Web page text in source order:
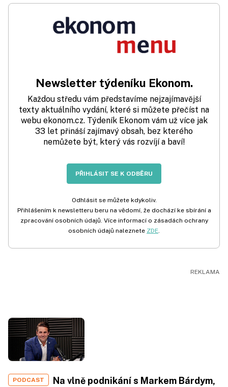
Newsletter týdeníku Ekonom.
Každou středu vám představíme nejzajímavější
texty aktuálního vydání, které si můžete přečíst na
webu ekonom.cz. Týdeník Ekonom vám už více jak
33 let přináší zajímavý obsah, bez kterého
nemůžete být, který vás rozvíjí a baví!
PŘIHLÁSIT SE K ODBĚRU
Odhlásit se můžete kdykoliv.
Přihlášením k newsletteru beru na vědomí, že dochází ke sbírání a
zpracování osobních údajů. Více informací o zásadách ochrany
osobních údajů naleznete ZDE.
PODCAST
Na vlně podnikání s Markem Bárdym,